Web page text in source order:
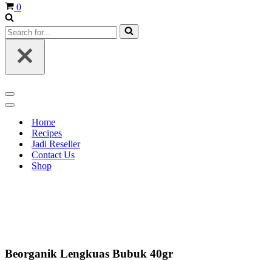
Cart
0
Search
for...
Navigation
Menu
Navigation
Home
Recipes
Jadi Reseller
Contact Us
Shop
Beorganik Lengkuas Bubuk 40gr